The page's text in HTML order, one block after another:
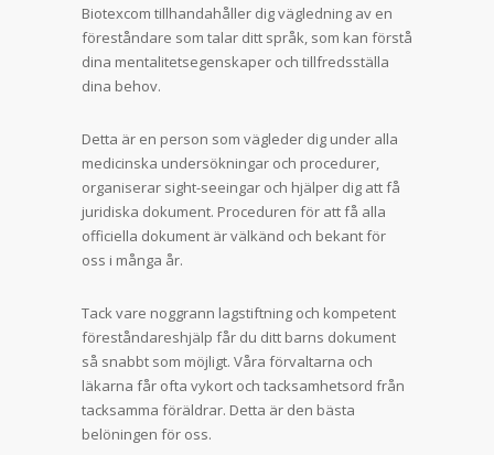
Biotexcom tillhandahåller dig vägledning av en
föreståndare som talar ditt språk, som kan förstå
dina mentalitetsegenskaper och tillfredsställa
dina behov.
Detta är en person som vägleder dig under alla
medicinska undersökningar och procedurer,
organiserar sight-seeingar och hjälper dig att få
juridiska dokument. Proceduren för att få alla
officiella dokument är välkänd och bekant för
oss i många år.
Tack vare noggrann lagstiftning och kompetent
föreståndareshjälp får du ditt barns dokument
så snabbt som möjligt. Våra förvaltarna och
läkarna får ofta vykort och tacksamhetsord från
tacksamma föräldrar. Detta är den bästa
belöningen för oss.